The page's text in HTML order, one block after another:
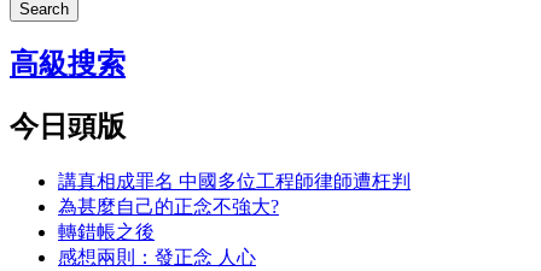
Search
高級搜索
今日頭版
講真相成罪名 中國多位工程師律師遭枉判
為甚麼自己的正念不強大?
轉錯帳之後
感想兩則：發正念 人心